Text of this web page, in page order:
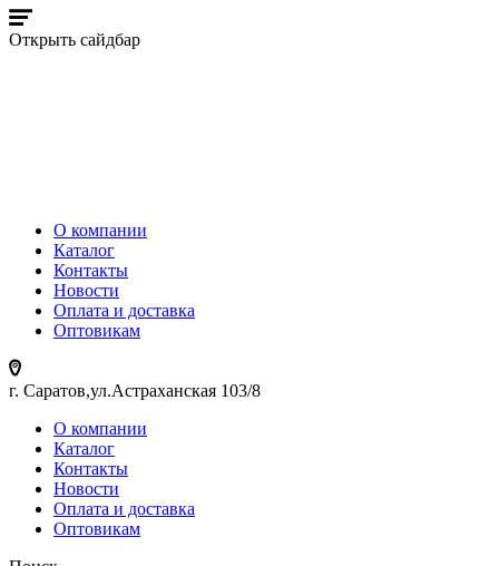
Открыть сайдбар
О компании
Каталог
Контакты
Новости
Оплата и доставка
Оптовикам
г. Саратов,ул.Астраханская 103/8
О компании
Каталог
Контакты
Новости
Оплата и доставка
Оптовикам